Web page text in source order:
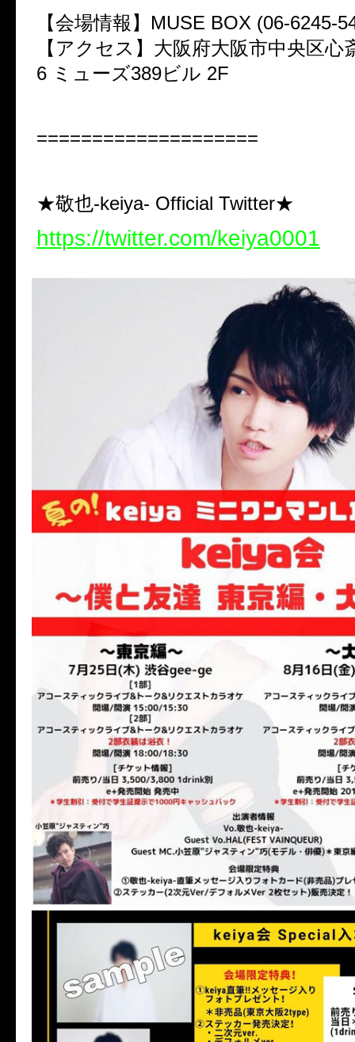
【会場情報】MUSE BOX (06-6245-
【アクセス】大阪府大阪市中央区心
6 ミューズ389ビル 2F
====================
★敬也-keiya- Official Twitter★
https://twitter.com/keiya0001